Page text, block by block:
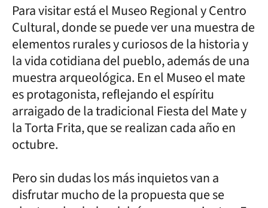
Para visitar está el Museo Regional y Centro
Cultural, donde se puede ver una muestra de
elementos rurales y curiosos de la historia y
la vida cotidiana del pueblo, además de una
muestra arqueológica. En el Museo el mate
es protagonista, reflejando el espíritu
arraigado de la tradicional Fiesta del Mate y
la Torta Frita, que se realizan cada año en
octubre.
Pero sin dudas los más inquietos van a
disfrutar mucho de la propuesta que se